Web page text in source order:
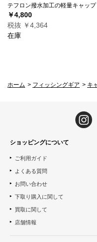
テフロン撥水加工の軽量キャップ
￥4,800
税抜 ￥4,364
在庫
ホーム > フィッシングギア > キ
ショッピングについて
ご利用ガイド
よくある質問
お問い合わせ
下取り購入に関して
買取に関して
店舗情報